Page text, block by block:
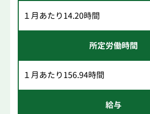
１月あたり14.20時間
所定労働時間
１月あたり156.94時間
給与